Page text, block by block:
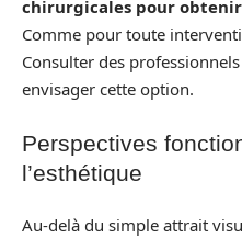
chirurgicales pour obtenir
Comme pour toute
Consulter des
envisager cette option.
Perspectives
l’esthétique
Au-delà du simple attrait